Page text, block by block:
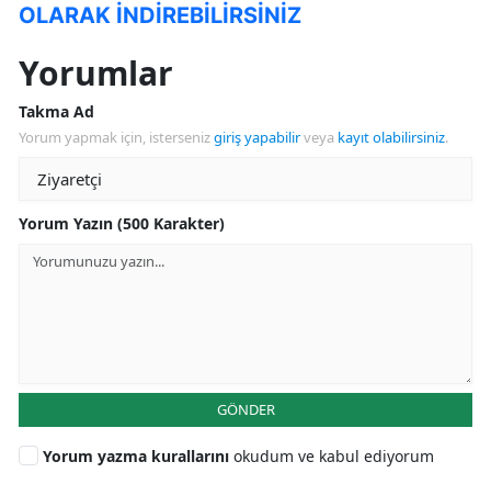
OLARAK İNDİREBİLİRSİNİZ
Yorumlar
Takma Ad
Yorum yapmak için, istersenizgiriş yapabilirveya kayıt olabilirsiniz.
Yorum Yazın (500 Karakter)
GÖNDER
Yorum yazma kurallarını okudum ve kabul ediyorum